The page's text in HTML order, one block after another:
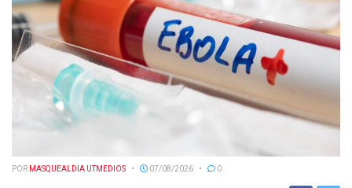
POR MASQUEALDIA UTMEDIOS 07/08/2026 0